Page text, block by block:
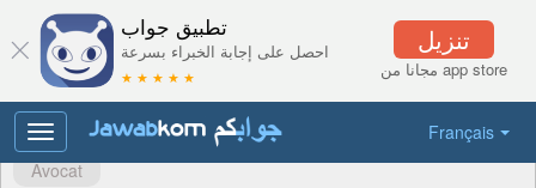
تنزيل
مجانا من app store
تطبيق جواب
احصل على إجابة الخبراء بسرعة
★ ★ ★ ★ ★
Français
Toggle
navigation
Avocat